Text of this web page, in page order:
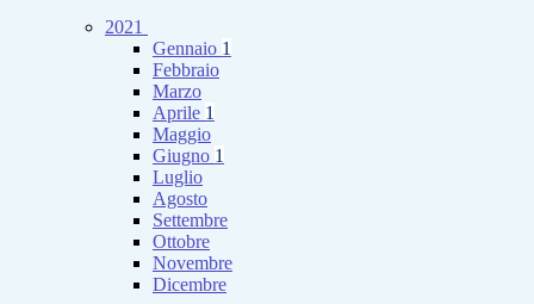
2021
Gennaio 1
Febbraio
Marzo
Aprile 1
Maggio
Giugno 1
Luglio
Agosto
Settembre
Ottobre
Novembre
Dicembre